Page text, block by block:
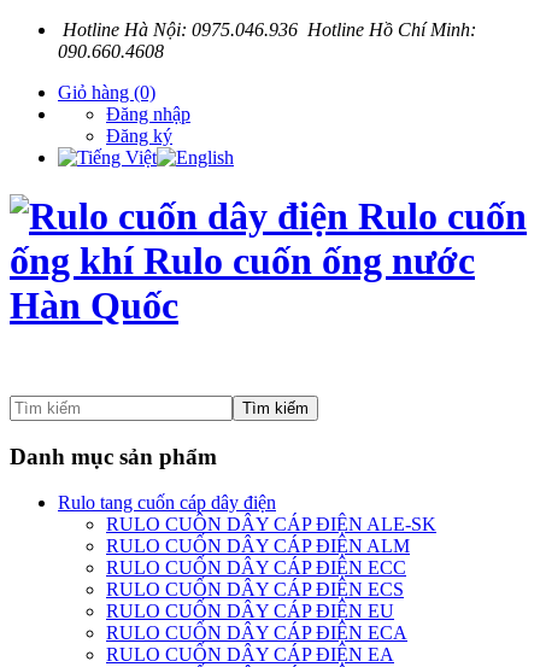
Hotline Hà Nội: 0975.046.936 Hotline Hồ Chí Minh:
090.660.4608
Giỏ hàng (0)
Đăng nhập
Đăng ký
Tìm kiếm
Danh mục sản phẩm
Rulo tang cuốn cáp dây điện
RULO CUÔN DÂY CÁP ĐIỆN ALE-SK
RULO CUỐN DÂY CÁP ĐIỆN ALM
RULO CUỐN DÂY CÁP ĐIỆN ECC
RULO CUỐN DÂY CÁP ĐIỆN ECS
RULO CUỐN DÂY CÁP ĐIỆN EU
RULO CUỐN DÂY CÁP ĐIỆN ECA
RULO CUỐN DÂY CÁP ĐIỆN EA